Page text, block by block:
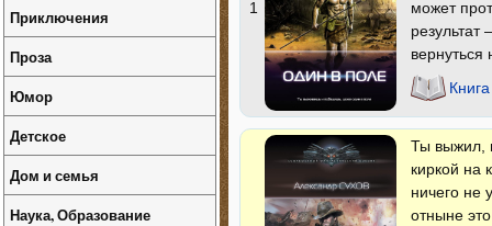
1
может
Ты выжил,
киркой на
ничего не
отныне
Приключения
Проза
Юмор
Детское
Дом и семья
Наука, Образование